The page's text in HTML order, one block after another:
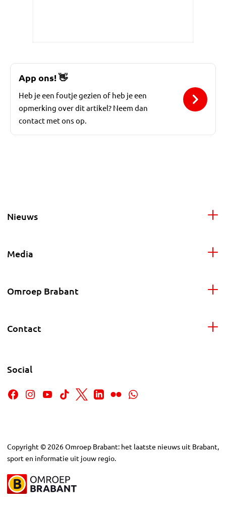
App ons!👋
Heb je een foutje gezien of heb je een
opmerking over dit artikel? Neem dan
contact met ons op.
Nieuws
Media
Omroep Brabant
Contact
Social
Copyright © 2026Omroep Brabant: het laatste nieuws uit Brabant,
sport en informatie uit jouw regio.